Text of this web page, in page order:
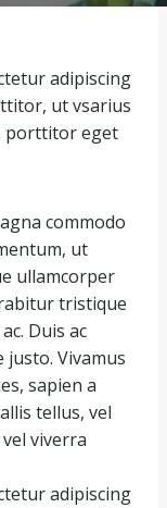
adipiscing
ut vsarius
porttitor eget
commodo
ut
ullamcorper
tristique
Duis ac
Vivamus
sapien a
tellus, vel
viverra
adipiscing